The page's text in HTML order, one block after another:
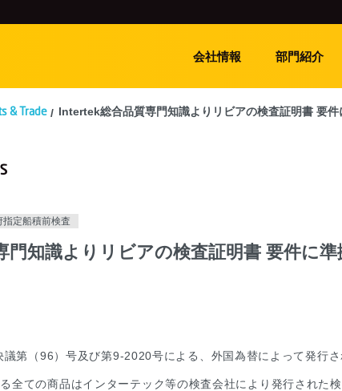
会社情報 部門紹介
& Trade Intertek総合品質専門知識よりリビアの検査証明書 要
指定船積前検査
門知識よりリビアの検査証明書 要件に
議第（96）号及び第9-2020号による、外国為替によって発行
全ての商品はインターテック等の検査会社により発行された